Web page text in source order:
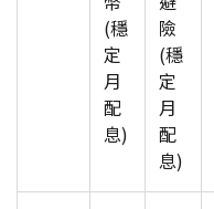
(穩
定
月
配
息)
險
(穩
定
月
配
息)